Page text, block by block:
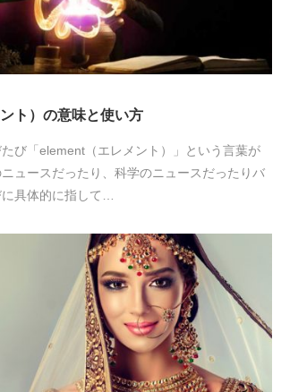
ト）の意味と使い方
び「element（エレメント）」という言葉が
ュースだったり、科学のニュースだったりバ
具体的に指して…